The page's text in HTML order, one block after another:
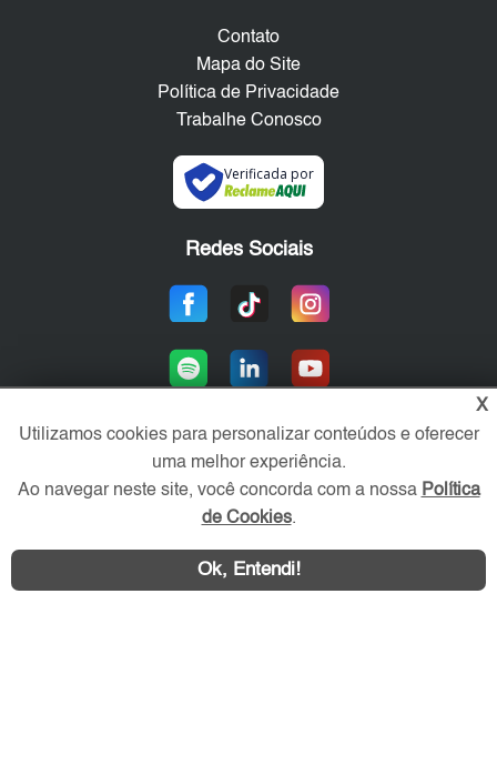
WhatsApp Contatar
Contato
Mapa do Site
Política de Privacidade
Trabalhe Conosco
Verificada por
Redes Sociais
Área exclusiva aos anunciantes,
acesse sua conta:
X
Utilizamos cookies para personalizar conteúdos e oferecer
uma melhor experiência.
Ao navegar neste site, você concorda com a nossa Política
de Cookies.
Ok, Entendi!